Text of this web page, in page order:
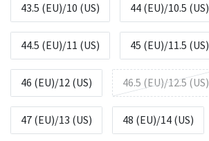
43.5 (EU)/10 (US) 44 (EU)/10.5 (US)
44.5 (EU)/11 (US) 45 (EU)/11.5 (US)
46 (EU)/12 (US) 46.5 (EU)/12.5 (US)
47 (EU)/13 (US) 48 (EU)/14 (US)